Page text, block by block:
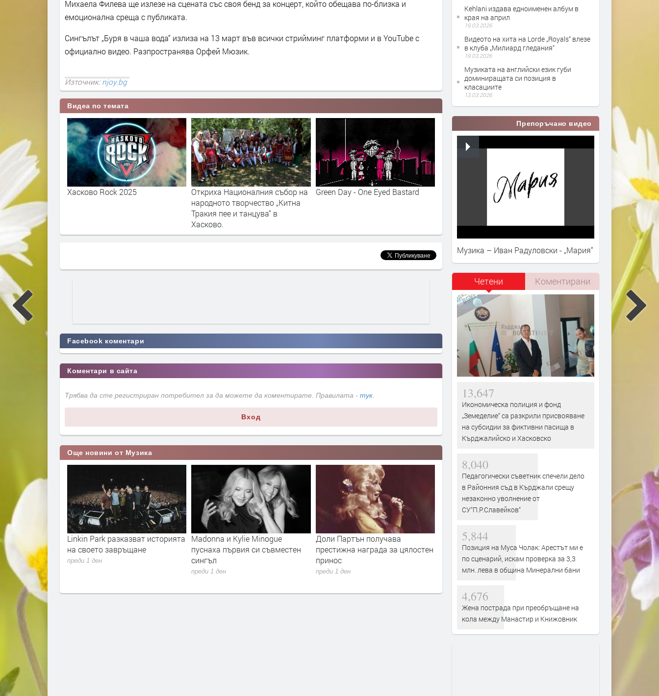
Михаела Филева ще излезе на сцената със своя бенд за концерт, който обещава по-близка и
емоционална среща с публиката.
Сингълът „Буря в чаша вода“ излиза на 13 март във всички стрийминг платформи и в YouTube с
официално видео. Разпространява Орфей Мюзик.
Източник:njoy.bg
Видеа по темата
Kravitz - I
Хасково Rock 2025
Откриха Националния събор на
народното творчество „Китна
Тракия пее и танцува“ в
Хасково.
Green Day - One Eyed Bastard
Bring Me The Horizon - Kool-Aid
Goddard. x Cat Burns -
Youth (Official Audio)
Facebook коментари
Коментари в сайта
Трябва да сте регистриран потребител за да можете да коментирате. Правилата - тук.
Вход
Още новини от Музика
на 23
за
Linkin Park разказват историята
на своето завръщане
преди 1 ден
Madonna и Kylie Minogue
пуснаха първия си съвместен
сингъл
преди 1 ден
Доли Партън получава
престижна награда за цялостен
принос
преди 1 ден
Янка Рупкина и „Мистерията на
българските гласове“ звучат в
новия сингъл на Ели Годлинг
преди 1 ден
„Опера на площада“ 2026
завършва с грандиозен
спектакъл
преди 1 ден
Kehlani издава едноименен албум в
края на април
19.03.2026
Видеото на хита на Lorde „Royals“ влезе
в клуба „Милиард гледания“
19.03.2026
Музиката на английски език губи
доминиращата си позиция в
класациите
13.03.2026
Препоръчано видео
Музика – Иван Радуловски - „Мария“
Четени Коментирани
13,647
Икономическа полиция и фонд
„Земеделие“ са разкрили присвояване
на субсидии за фиктивни пасища в
Кърджалийско и Хасковско
8,040
Педагогически съветник спечели дело
в Районния съд в Кърджали срещу
незаконно уволнение от
СУ“П.Р.Славейков“
5,844
Позиция на Муса Чолак: Арестът ми е
по сценарий, искам проверка за 3,3
млн. лева в община Минерални бани
4,676
Жена пострада при преобръщане на
кола между Манастир и Книжовник